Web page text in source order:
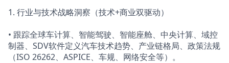
1. 行业与技术战略洞察（技术+商业双驱动）
• 跟踪全球车计算、智能驾驶、智能座舱、中央计算、域控
制器、SDV软件定义汽车技术趋势、产业链格局、政策法规
（ISO 26262、ASPICE、车规、网络安全等）。